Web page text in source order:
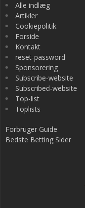
Alle indlæg
Artikler
Cookiepolitik
Forside
Kontakt
reset-password
Sponsorering
Subscribe-website
Subscribed-website
Top-list
Toplists
Forbruger Guide
Bedste Betting Sider